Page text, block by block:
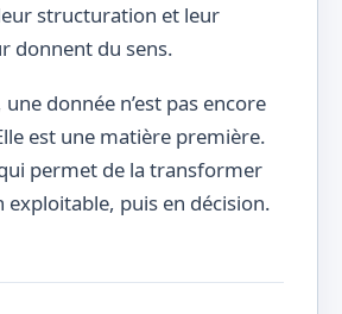
structuration et leur
donnent du sens.
donnée n’est pas encore
est une matière première.
qui permet de la transformer
puis en décision.